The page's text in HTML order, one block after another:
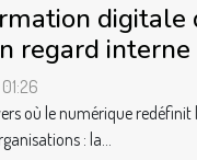
digitale
regard interne
où le numérique redéfinit
: la...